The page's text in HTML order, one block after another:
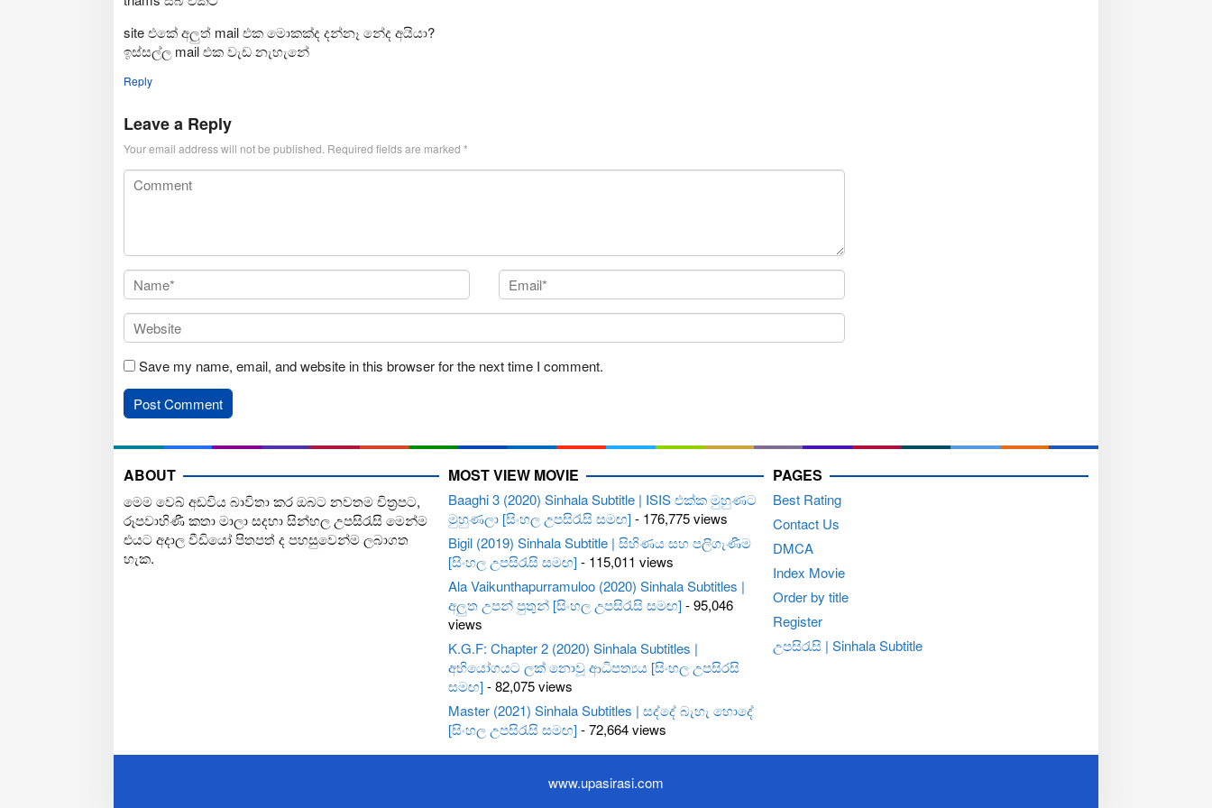
site එකේ අලුත් mail එක මොකක්ද දන්නෑ නේද අයියා?
ඉස්සල්ල mail එක වැඩ නැහැනේ
Reply
Leave a Reply
Your email address will not be published. Required fields are marked *
Save my name, email, and website in this browser for the next time I comment.
ABOUT
මෙම වෙබ් අඩවිය බාවිතා කර ඔබට නවතම චිත්‍රපට,
රූපවාහිණී කතා මාලා සදහා සින්හල උපසිරැසි මෙන්ම
එයට අදාල වීඩියෝ පිතපත් ද පහසුවෙන්ම ලබාගත
හැක.
MOST VIEW MOVIE
Baaghi 3 (2020) Sinhala Subtitle | ISIS එක්ක මුහුණට
මුහුණලා [සිංහල උපසිරැසි සමඟ]- 176,775 views
Bigil (2019) Sinhala Subtitle | සිහිණය සහ පලිගැණීම
[සිංහල උපසිරැසි සමඟ]- 115,011 views
Ala Vaikunthapurramuloo (2020) Sinhala Subtitles |
අලුත උපන් පුතුන් [සිංහල උපසිරැසි සමඟ]- 95,046
views
K.G.F: Chapter 2 (2020) Sinhala Subtitles |
අභියෝගයට ලක් නොවූ ආධිපත්‍යය [සිංහල උපසිරසි
සමඟ]- 82,075 views
Master (2021) Sinhala Subtitles | සද්දේ බැහැ හොදේ
[සිංහල උපසිරැසි සමඟ]- 72,664 views
PAGES
Best Rating
Contact Us
DMCA
Index Movie
Order by title
Register
උපසිරැසි | Sinhala Subtitle
www.upasirasi.com